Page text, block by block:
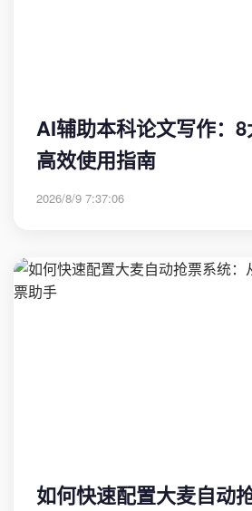
AI辅助本科论文写作：
高效使用指南
2026/8/9 7:37:06
如何快速配置大麦自动